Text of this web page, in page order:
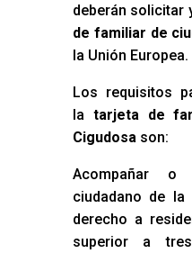
deberán solicitar
de familiar de
la Unión Europea.
Los requisitos
la tarjeta de
Cigudosa son:
Acompañar
ciudadano de la
derecho a
superior a